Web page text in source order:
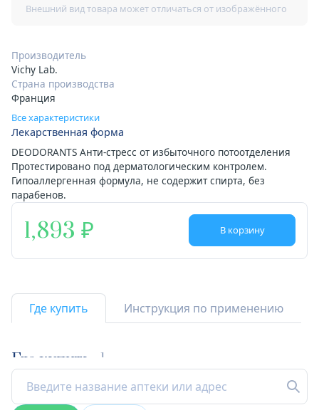
Производитель
Vichy Lab.
Страна производства
Франция
Все характеристики
Лекарственная форма
DEODORANTS Анти-стресс от избыточного потоотделения
Протестировано под дерматологическим контролем.
Гипоаллергенная формула, не содержит спирта, без
парабенов.
1,893 В корзину
Где купить Инструкция по применению
Где купить 1